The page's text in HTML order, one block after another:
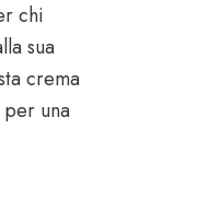
chi
sua
crema
una